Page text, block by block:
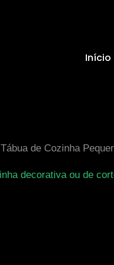
Início
Tábua de Cozinha